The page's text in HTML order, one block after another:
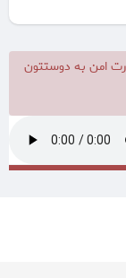
امن به دوستتون